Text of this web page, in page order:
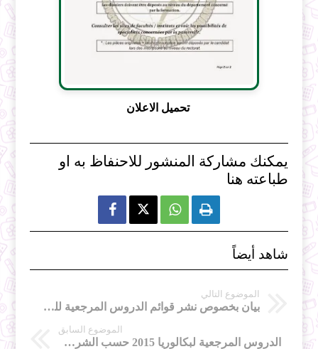
تحميل الاعلان
يمكنك مشاركة المنشور للاحنفاظ به او
طباعته هنا
  
شاهد أيضاً
الموضوع التالي
بيان بخصوص نشر قوائم الدروس المرجعية للسنة الثالثة ثانوي
الموضوع السابق
الدروس المرجعية لبكالوريا 2015 حسب الشروق اليومي !